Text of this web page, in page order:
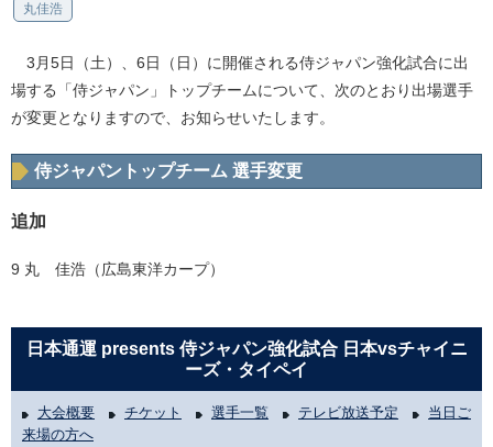
丸佳浩
3月5日（土）、6日（日）に開催される侍ジャパン強化試合に出
場する「侍ジャパン」トップチームについて、次のとおり出場選手
が変更となりますので、お知らせいたします。
侍ジャパントップチーム 選手変更
追加
9 丸 佳浩（広島東洋カープ）
日本通運 presents 侍ジャパン強化試合 日本vsチャイニ
ーズ・タイペイ
大会概要 チケット 選手一覧 テレビ放送予定
当日ご
来場の方へ